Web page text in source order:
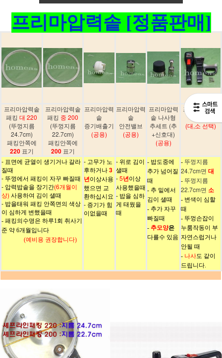
프리마압력솥 [정품판매]
프리마압력솥
패킹 대 220
(뚜껑지름
24.7cm)
패킹안쪽에
220 표기
프리마압력솥
패킹 중 200
(뚜껑지름
22.7cm)
패킹안쪽에
200 표기
프리마압력
솥
증기배출기
(공용)
프리마압력
솥
안전밸브
(공용)
프리마압력
솥 나사형
추세트 (추
+신호대)
(공용)
프리마압력솥
(대,소 선택)
- 표면에 균열이 생기거나 갈라
질때
- 뚜껑에서 패킹이 자꾸 빠질때
- 압력밥솥을 장기간(6개월이
상) 사용하여 김이 샐때
- 밥을태워 패킹 안쪽면의 색상
이 심하게 변했을때
- 패킹의수명은 하루1회 취사기
준 약 6개월입니다
(예비용 권장합니다)
- 고무가 노
후하거나3
년이상사용
했으면 교
환하십시요
- 증기가 힘
이없을때
- 위로 김이
샐때
-5년이상
사용했을때
- 밥을 심하
게 태웠을
때
- 밥도중에
추가 넘어질
때
- 추 밑에서
김이 샐때
- 추가 자꾸
빠질때
- 추모양은
다를수 있음
- 뚜껑지름
24.7cm면 대
- 뚜껑지름
22.7cm면 소
- 변색이 심할
때
- 뚜껑손잡이
누룸작동이 부
자연스럽거나
안될 때
- 나사도 같이
드립니다.